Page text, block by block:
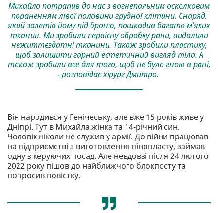
Михайло потрапив до нас з вогнепальним осколковим
пораненням лівої половини грудної клітини. Снаряд,
який залетів йому під броню, пошкодив багато м’яких
тканин. Ми зробили первісну обробку рани, видалили
нежиттєздатні тканини. Також зробили пластику,
щоб залишити гарний естетичний вигляд тіла. А
також зробили все для того, щоб не було гною в рані,
- розповідає хірург Дмитро.
Він народився у Генічеську, але вже 15 років живе у
Дніпрі. Тут в Михайла жінка та 14-річний син.
Чоловік ніколи не служив у армії. До війни працював
на підприємстві з виготовлення пінопласту, займав
одну з керуючих посад. Але невдовзі після 24 лютого
2022 року пішов до найближчого блокпосту та
попросив повістку.